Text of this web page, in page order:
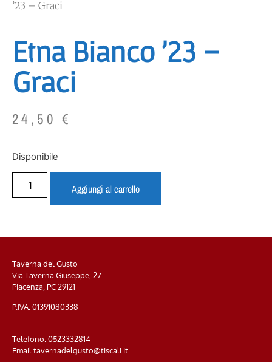
’23 – Graci
Etna Bianco ’23 –
Graci
24,50€
Disponibile
Aggiungi al carrello
Taverna del Gusto
Via Taverna Giuseppe, 27
Piacenza, PC29121
P.IVA: 01391080338
Telefono:0523332814
Emailtavernadelgusto@tiscali.it